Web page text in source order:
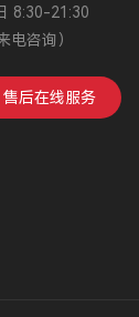
8:30-21:30
电咨询）
后在线服务